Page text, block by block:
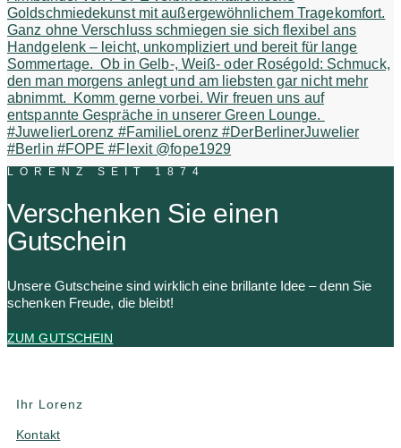
LORENZ SEIT 1874
Verschenken Sie einen
Gutschein
Unsere Gutscheine sind wirklich eine brillante Idee – denn Sie
schenken Freude, die bleibt!
ZUM GUTSCHEIN
Ihr Lorenz
Kontakt